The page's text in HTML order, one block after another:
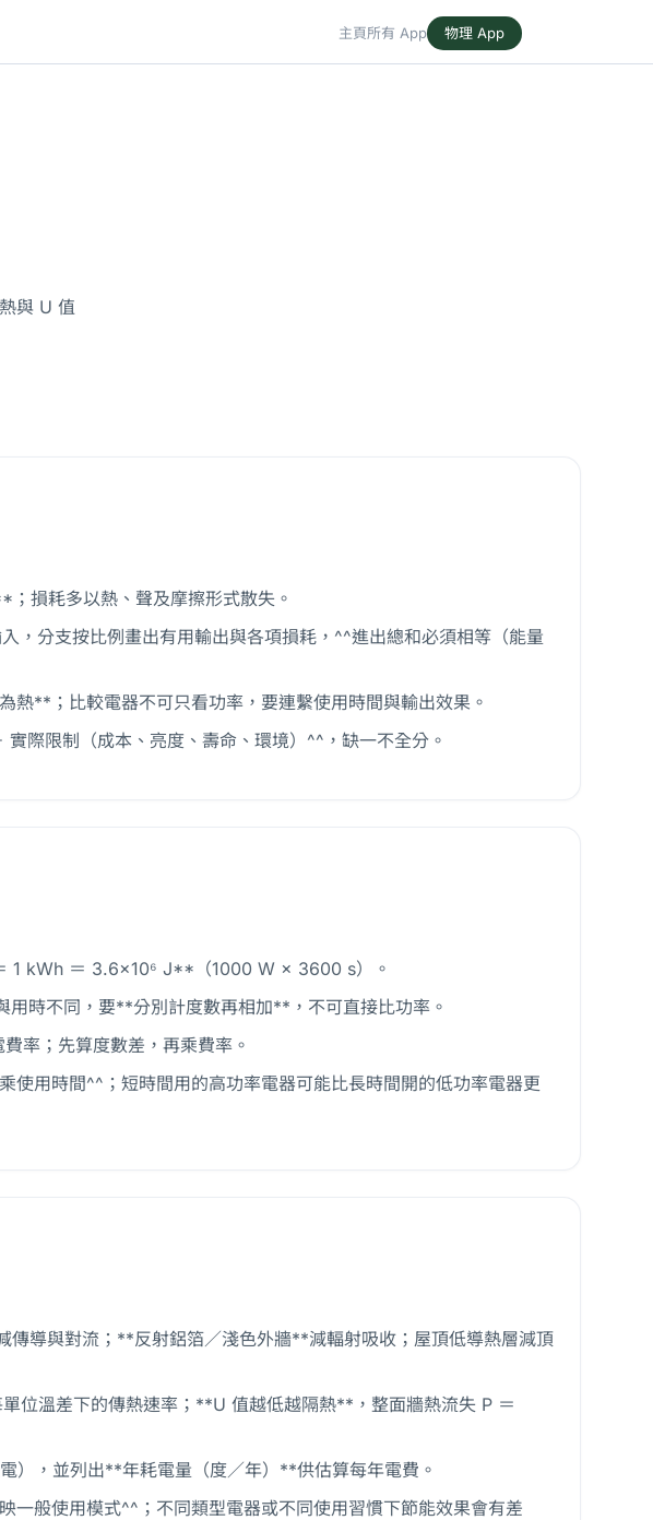
主頁所有 App 物理 App
與 U 值
損耗多以熱、聲及摩擦形式散失。
，分支按比例畫出有用輸出與各項損耗，^^進出總和必須相等（能量
**；比較電器不可只看功率，要連繫使用時間與輸出效果。
際限制（成本、亮度、壽命、環境）^^，缺一不全分。
1 kWh ＝ 3.6×10⁶ J**（1000 W × 3600 s）。
時不同，要**分別計度數再相加**，不可直接比功率。
率；先算度數差，再乘費率。
使用時間^^；短時間用的高功率電器可能比長時間開的低功率電器更
導與對流；**反射鋁箔／淺色外牆**減輻射吸收；屋頂低導熱層減頂
位溫差下的傳熱速率；**U 值越低越隔熱**，整面牆熱流失 P ＝
，並列出**年耗電量（度／年）**供估算每年電費。
一般使用模式^^；不同類型電器或不同使用習慣下節能效果會有差